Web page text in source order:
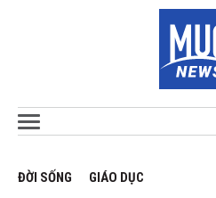
ĐỜI SỐNG GIÁO DỤC